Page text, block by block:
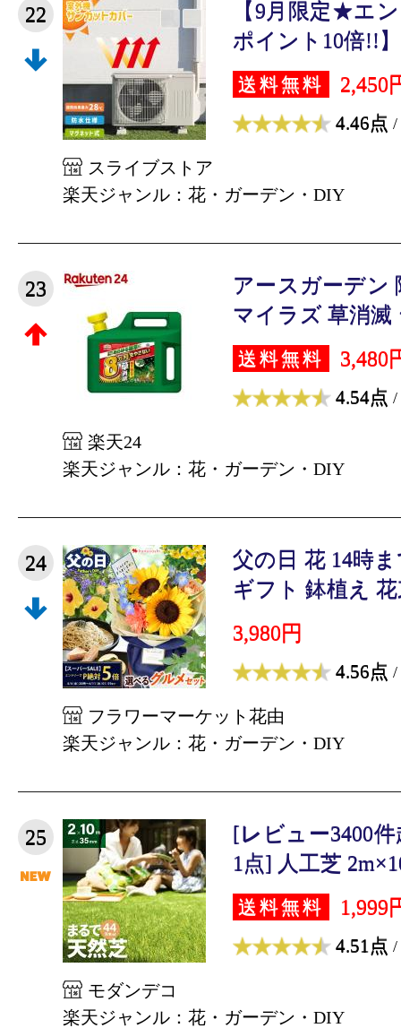
22
【9月限定★エ
ポイント10倍!!
送料無料 2,450
4.46点 /
スライブストア
楽天ジャンル：花・ガーデン・DIY
23
アースガーデン
マイラズ 草消滅
送料無料 3,480
4.54点 /
楽天24
楽天ジャンル：花・ガーデン・DIY
24
父の日 花 14時
ギフト 鉢植え 花
3,980円
4.56点 /
フラワーマーケット花由
楽天ジャンル：花・ガーデン・DIY
25
[レビュー3400
1点] 人工芝
送料無料 1,999
4.51点 /
モダンデコ
楽天ジャンル：花・ガーデン・DIY